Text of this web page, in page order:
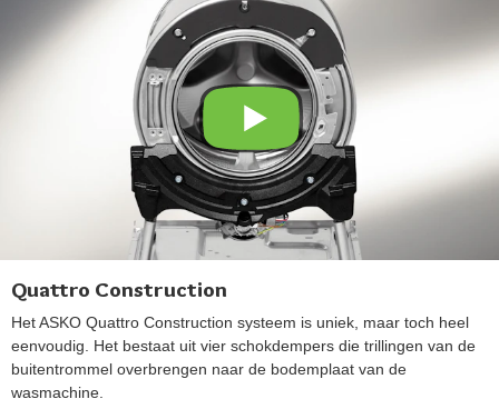
Quattro Construction
Het ASKO Quattro Construction systeem is uniek, maar toch heel
eenvoudig. Het bestaat uit vier schokdempers die trillingen van de
buitentrommel overbrengen naar de bodemplaat van de
wasmachine.